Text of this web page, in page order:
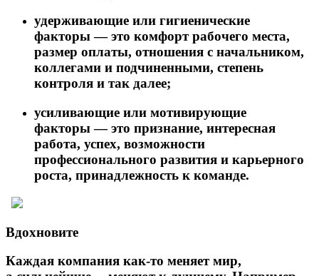
удерживающие или гигиенические
факторы — это комфорт рабочего места,
размер оплаты, отношения с начальником,
коллегами и подчиненными, степень
контроля и так далее;
усиливающие или мотивирующие
факторы — это признание, интересная
работа, успех, возможности
профессионального развития и карьерного
роста, принадлежность к команде.
Вдохновите
Каждая компания как-то меняет мир,